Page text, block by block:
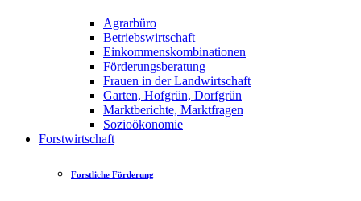
Agrarbüro
Betriebswirtschaft
Einkommenskombinationen
Förderungsberatung
Frauen in der Landwirtschaft
Garten, Hofgrün, Dorfgrün
Marktberichte, Marktfragen
Sozioökonomie
Forstwirtschaft
Forstliche Förderung